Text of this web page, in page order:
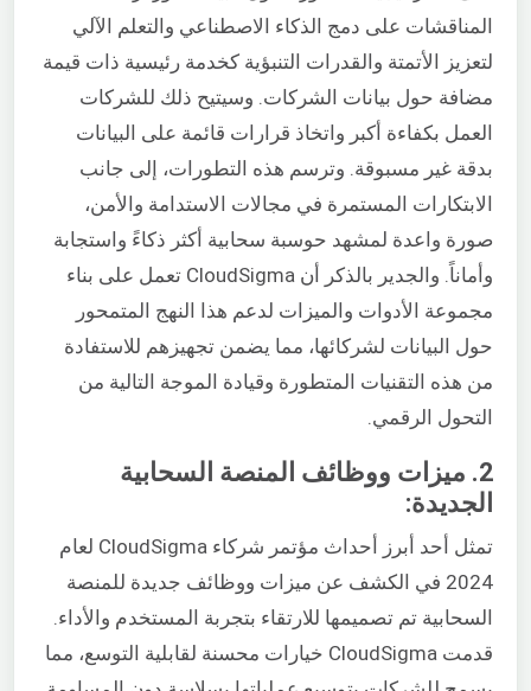
المناقشات على دمج الذكاء الاصطناعي والتعلم الآلي
لتعزيز الأتمتة والقدرات التنبؤية كخدمة رئيسية ذات قيمة
مضافة حول بيانات الشركات. وسيتيح ذلك للشركات
العمل بكفاءة أكبر واتخاذ قرارات قائمة على البيانات
بدقة غير مسبوقة. وترسم هذه التطورات، إلى جانب
الابتكارات المستمرة في مجالات الاستدامة والأمن،
صورة واعدة لمشهد حوسبة سحابية أكثر ذكاءً واستجابة
وأماناً. والجدير بالذكر أن CloudSigma تعمل على بناء
مجموعة الأدوات والميزات لدعم هذا النهج المتمحور
حول البيانات لشركائها، مما يضمن تجهيزهم للاستفادة
من هذه التقنيات المتطورة وقيادة الموجة التالية من
التحول الرقمي.
2. ميزات ووظائف المنصة السحابية
الجديدة:
تمثل أحد أبرز أحداث مؤتمر شركاء CloudSigma لعام
2024 في الكشف عن ميزات ووظائف جديدة للمنصة
السحابية تم تصميمها للارتقاء بتجربة المستخدم والأداء.
قدمت CloudSigma خيارات محسنة لقابلية التوسع، مما